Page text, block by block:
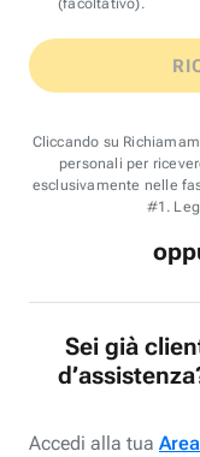
(facoltativo).
Cliccando su
personali per
esclusivamente nelle
#1.
Sei già
Accedi alla tua